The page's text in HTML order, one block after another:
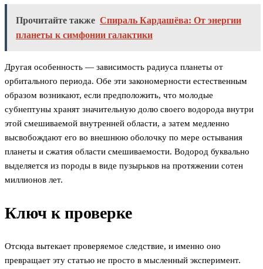
Прочитайте также Спираль Кардашёва: От энергии
планеты к симфонии галактики
Другая особенность — зависимость радиуса планеты от
орбитального периода. Обе эти закономерности естественным
образом возникают, если предположить, что молодые
субнептуны хранят значительную долю своего водорода внутри
этой смешиваемой внутренней области, а затем медленно
высвобождают его во внешнюю оболочку по мере остывания
планеты и сжатия области смешиваемости. Водород буквально
выделяется из породы в виде пузырьков на протяжении сотен
миллионов лет.
Ключ к проверке
Отсюда вытекает проверяемое следствие, и именно оно
превращает эту статью не просто в мысленный эксперимент.